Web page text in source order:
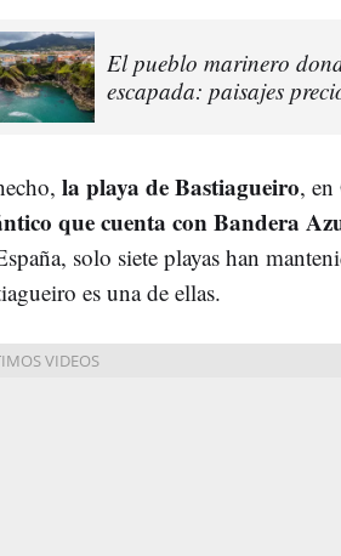
El pueblo marinero
escapada: paisajes
la playa de Bastiagueiro,
que cuenta con Bandera
solo siete playas han
es una de ellas.